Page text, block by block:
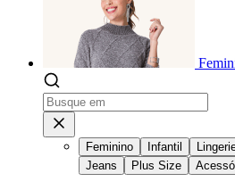
Feminino Infantil
Jeans
Plus Size